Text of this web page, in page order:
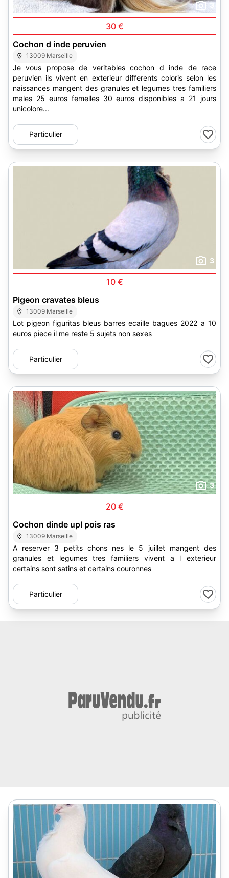
3
30 €
Cochon d inde peruvien
13009 Marseille
Je vous propose de veritables cochon d inde de race
peruvien ils vivent en exterieur differents coloris selon les
naissances mangent des granules et legumes tres familiers
males 25 euros femelles 30 euros disponibles a 21 jours
unicolore...
Particulier
3
10 €
Pigeon cravates bleus
13009 Marseille
Lot pigeon figuritas bleus barres ecaille bagues 2022 a 10
euros piece il me reste 5 sujets non sexes
Particulier
3
20 €
Cochon dinde upl pois ras
13009 Marseille
A reserver 3 petits chons nes le 5 juillet mangent des
granules et legumes tres familiers vivent a l exterieur
certains sont satins et certains couronnes
Particulier